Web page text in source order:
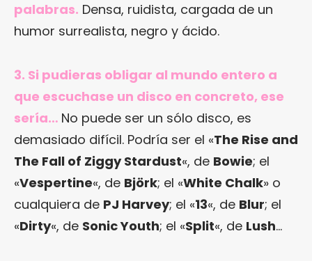
palabras. Densa, ruidista, cargada de un
humor surrealista, negro y ácido.
3. Si pudieras obligar al mundo entero a
que escuchase un disco en concreto, ese
sería… No puede ser un sólo disco, es
demasiado difícil. Podría ser el «The Rise and
The Fall of Ziggy Stardust«, de Bowie; el
«Vespertine«, de Björk; el «White Chalk» o
cualquiera de PJ Harvey; el «13«, de Blur; el
«Dirty«, de Sonic Youth; el «Split«, de Lush…